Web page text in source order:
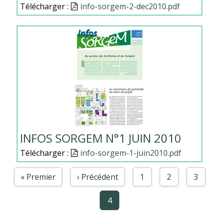
Télécharger : Document
info-sorgem-2-dec2010.pdf
INFOS SORGEM N°1 JUIN 2010
Télécharger : Document
info-sorgem-1-juin2010.pdf
Pagination
Première page
« Premier
Page précédente
‹ Précédent
Page
1
Page
2
Page
3
Page
4